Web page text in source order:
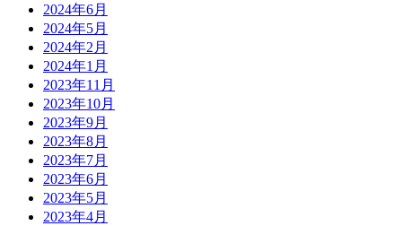
2024年6月
2024年5月
2024年2月
2024年1月
2023年11月
2023年10月
2023年9月
2023年8月
2023年7月
2023年6月
2023年5月
2023年4月